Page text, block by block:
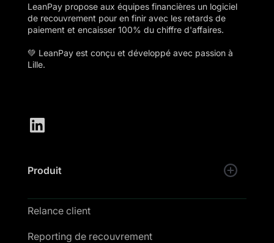
LeanPay propose aux équipes financières un logiciel
de recouvrement pour en finir avec les retards de
paiement et encaisser 100% du chiffre d'affaires.
💚 LeanPay est conçu et développé avec passion à
Lille.
Produit
Relance client
Reporting de recouvrement